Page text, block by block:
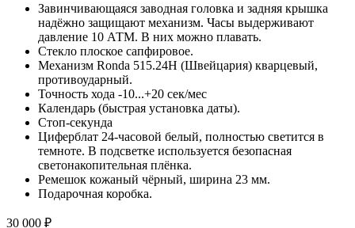
Завинчивающаяся заводная головка и задняя крышка
надёжно защищают механизм. Часы выдерживают
давление 10 АТМ. В них можно плавать.
Стекло плоское сапфировое.
Механизм Ronda 515.24H (Швейцария) кварцевый,
противоударный.
Точность хода -10...+20 сек/мес
Календарь (быстрая установка даты).
Стоп-секунда
Циферблат 24-часовой белый, полностью светится в
темноте. В подсветке используется безопасная
светонакопительная плёнка.
Ремешок кожаный чёрный, ширина 23 мм.
Подарочная коробка.
30 000 ₽